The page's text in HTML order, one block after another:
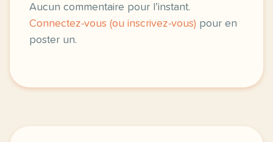
Aucun commentaire pour l’instant.
Connectez-vous (ou inscrivez-vous) pour en
poster un.